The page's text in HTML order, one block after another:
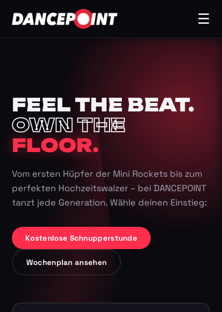
☰
FEEL THE BEAT.
OWN THE
FLOOR.
Vom ersten Hüpfer der Mini Rockets bis zum
perfekten Hochzeitswalzer – bei DANCEPOINT
tanzt jede Generation. Wähle deinen Einstieg:
Kostenlose Schnupperstunde
Wochenplan ansehen